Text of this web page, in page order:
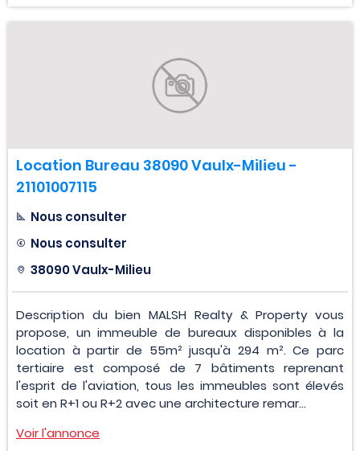
Location Bureau 38090 Vaulx-Milieu -
21101007115
Nous consulter
Nous consulter
38090 Vaulx-Milieu
Description du bien MALSH Realty & Property vous
propose, un immeuble de bureaux disponibles à la
location à partir de 55m² jusqu'à 294 m². Ce parc
tertiaire est composé de 7 bâtiments reprenant
l'esprit de l'aviation, tous les immeubles sont élevés
soit en R+1 ou R+2 avec une architecture remar...
Voir l'annonce